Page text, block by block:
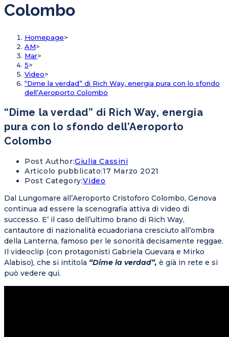
Colombo
Homepage>
AM>
Mar>
5>
Video>
“Dime la verdad” di Rich Way, energia pura con lo sfondo
dell’Aeroporto Colombo
“Dime la verdad” di Rich Way, energia
pura con lo sfondo dell’Aeroporto
Colombo
Post Author:Giulia Cassini
Articolo pubblicato:17 Marzo 2021
Post Category:Video
Dal Lungomare all’Aeroporto Cristoforo Colombo, Genova
continua ad essere la scenografia attiva di video di
successo. E’ il caso dell’ultimo brano di Rich Way,
cantautore di nazionalità ecuadoriana cresciuto all’ombra
della Lanterna, famoso per le sonorità decisamente reggae.
Il videoclip (con protagonisti Gabriela Guevara e Mirko
Alabiso), che si intitola “Dime la verdad”, è già in rete e si
può vedere qui.